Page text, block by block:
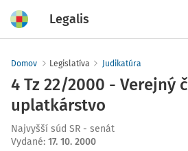
Legalis
Domov Legislatíva Judikatúra
4 Tz 22/2000 - Verejný
uplatkárstvo
Najvyšší súd SR - senát
Vydané: 17. 10. 2000